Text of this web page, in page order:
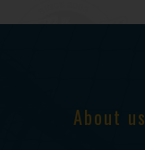
About us